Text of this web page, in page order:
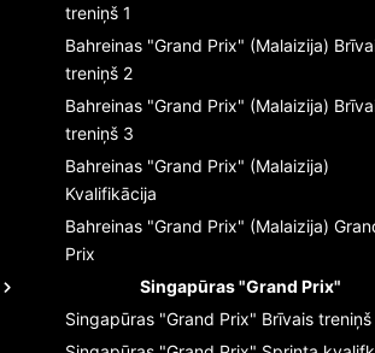
treniņš 1
Bahreinas "Grand Prix" (Malaizija)
treniņš 2
Bahreinas "Grand Prix" (Malaizija)
treniņš 3
Bahreinas "Grand Prix" (Malaizija)
Kvalifikācija
Bahreinas "Grand Prix" (Malaizija)
Prix
Singapūras "Grand Prix"
Singapūras "Grand Prix" Brīvais treniņš